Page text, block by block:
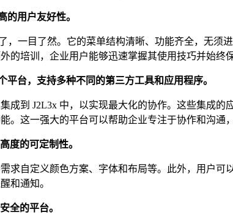
的用户友好性。
，一目了然。它的菜单结构清晰、功能齐全，无须
的培训，企业用户能够迅速掌握其使用技巧并始终
平台，支持多种不同的第三方工具和应用程序。
成到 J2L3x 中，以实现最大化的协作。这些集成的
。这一强大的平台可以帮助企业专注于协作和沟通
度的可定制性。
求自定义颜色方案、字体和布局等。此外，用户可
和通知。
全的平台。